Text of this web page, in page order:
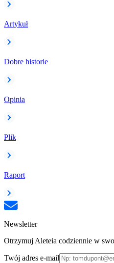
Artykuł
Dobre historie
Opinia
Plik
Raport
Newsletter
Otrzymuj Aleteia codziennie w
Twój adres e-mail